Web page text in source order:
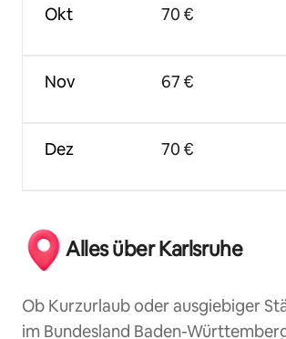
Okt
Nov
Dez
70 €
67 €
70 €
Alles über Karlsruhe
Ob Kurzurlaub oder ausgiebiger
im Bundesland Baden-